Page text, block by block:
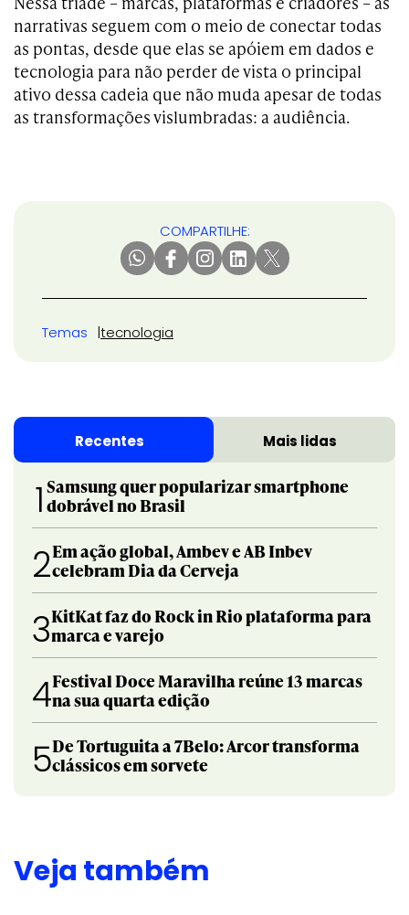
narrativas seguem com o meio de conectar todas
as pontas, desde que elas se apóiem em dados e
tecnologia para não perder de vista o principal
ativo dessa cadeia que não muda apesar de todas
as transformações vislumbradas: a audiência.
COMPARTILHE:
Temas tecnologia
Recentes Mais lidas
1 Samsung quer popularizar smartphone
dobrável no Brasil
2Em ação global, Ambev e AB Inbev
celebram Dia da Cerveja
3KitKat faz do Rock in Rio plataforma para
marca e varejo
4Festival Doce Maravilha reúne 13 marcas
na sua quarta edição
5De Tortuguita a 7Belo: Arcor transforma
clássicos em sorvete
Veja também